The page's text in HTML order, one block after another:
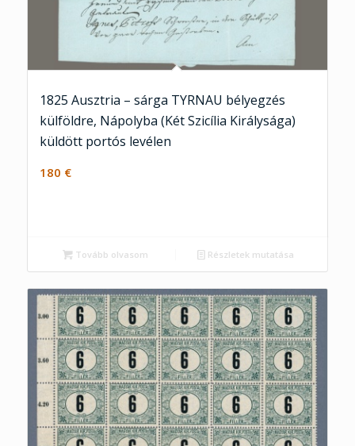
1825 Ausztria – sárga TYRNAU bélyegzés
külföldre, Nápolyba (Két Szicília Királysága)
küldött portós levélen
180 €
Tovább olvasom Részletek mutatása